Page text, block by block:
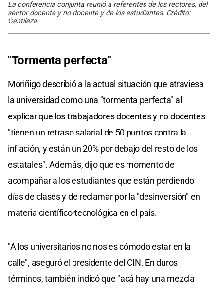
La conferencia conjunta reunió a referentes de los rectores, del
sector docente y no docente y de los estudiantes. Crédito:
Gentileza
"Tormenta perfecta"
Moriñigo describió a la actual situación que atraviesa
la universidad como una "tormenta perfecta" al
explicar que los trabajadores docentes y no docentes
"tienen un retraso salarial de 50 puntos contra la
inflación, y están un 20% por debajo del resto de los
estatales". Además, dijo que es momento de
acompañar a los estudiantes que están perdiendo
días de clases y de reclamar por la "desinversión" en
materia científico-tecnológica en el país.
"A los universitarios no nos es cómodo estar en la
calle", aseguró el presidente del CIN. En duros
términos, también indicó que "acá hay una mezcla